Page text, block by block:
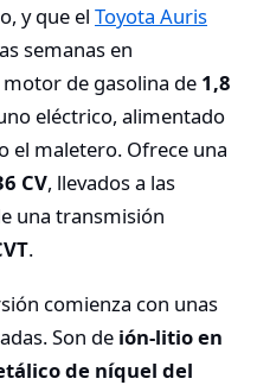
y que el Toyota Auris
semanas en
de gasolina de 1,8
eléctrico, alimentado
el maletero. Ofrece una
CV, llevados a las
una transmisión
.
comienza con unas
Son de ión-litio en
de níquel del